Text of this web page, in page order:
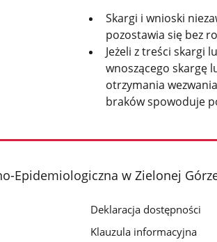
Skargi i wnioski
pozostawia się bez
Jeżeli z treści skargi
wnoszącego skargę
otrzymania
braków spowoduje
Epidemiologiczna w Zielonej
Deklaracja dostępności
Klauzula informacyjna